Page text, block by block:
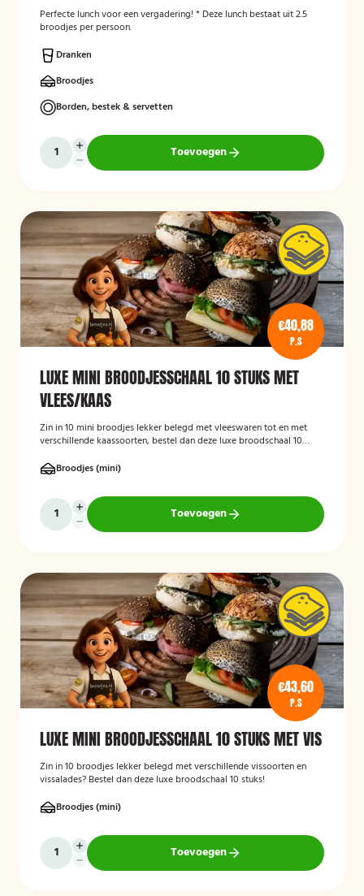
Perfecte lunch voor een vergadering! * Deze lunch bestaat uit 2.5
broodjes per persoon.
Dranken
Broodjes
Borden, bestek & servetten
Toevoegen
€40,88
P.S
LUXE MINI BROODJESSCHAAL 10 STUKS MET
VLEES/KAAS
Zin in 10 mini broodjes lekker belegd met vleeswaren tot en met
verschillende kaassoorten, bestel dan deze luxe broodschaal 10
Broodjes (mini)
Toevoegen
€43,60
P.S
LUXE MINI BROODJESSCHAAL 10 STUKS MET VIS
Zin in 10 broodjes lekker belegd met verschillende vissoorten en
vissalades? Bestel dan deze luxe broodschaal 10 stuks!
Broodjes (mini)
Toevoegen